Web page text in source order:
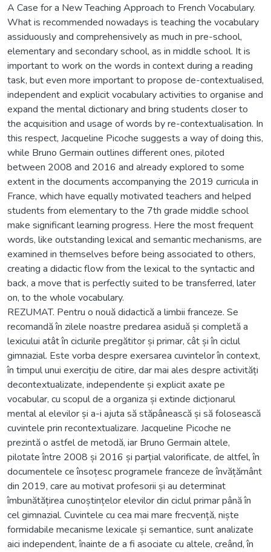
A Case for a New Teaching Approach to French Vocabulary.
What is recommended nowadays is teaching the vocabulary
assiduously and comprehensively as much in pre-school,
elementary and secondary school, as in middle school. It is
important to work on the words in context during a reading
task, but even more important to propose de-contextualised,
independent and explicit vocabulary activities to organise and
expand the mental dictionary and bring students closer to
the acquisition and usage of words by re-contextualisation. In
this respect, Jacqueline Picoche suggests a way of doing this,
while Bruno Germain outlines different ones, piloted
between 2008 and 2016 and already explored to some
extent in the documents accompanying the 2019 curricula in
France, which have equally motivated teachers and helped
students from elementary to the 7th grade middle school
make significant learning progress. Here the most frequent
words, like outstanding lexical and semantic mechanisms, are
examined in themselves before being associated to others,
creating a didactic flow from the lexical to the syntactic and
back, a move that is perfectly suited to be transferred, later
on, to the whole vocabulary.
REZUMAT. Pentru o nouă didactică a limbii franceze. Se
recomandă în zilele noastre predarea asiduă și completă a
lexicului atât în ciclurile pregătitor și primar, cât și în ciclul
gimnazial. Este vorba despre exersarea cuvintelor în context,
în timpul unui exercițiu de citire, dar mai ales despre activități
decontextualizate, independente și explicit axate pe
vocabular, cu scopul de a organiza și extinde dicționarul
mental al elevilor și a-i ajuta să stăpânească și să folosească
cuvintele prin recontextualizare. Jacqueline Picoche ne
prezintă o astfel de metodă, iar Bruno Germain altele,
pilotate între 2008 și 2016 și parțial valorificate, de altfel, în
documentele ce însoțesc programele franceze de învățământ
din 2019, care au motivat profesorii și au determinat
îmbunătățirea cunoștințelor elevilor din ciclul primar până în
cel gimnazial. Cuvintele cu cea mai mare frecvență, niște
formidabile mecanisme lexicale și semantice, sunt analizate
aici independent, înainte de a fi asociate cu altele, creând, în